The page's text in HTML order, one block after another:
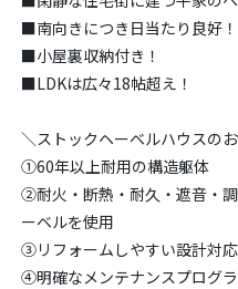
■南向きにつき日当たり良好！
■小屋裏収納付き！
■LDKは広々18帖超え！
＼ストックヘーベルハウスの
①60年以上耐用の構造躯体
②耐火・断熱・耐久・遮音・
ーベルを使用
③リフォームしやすい設計対
④明確なメンテナンスプログ